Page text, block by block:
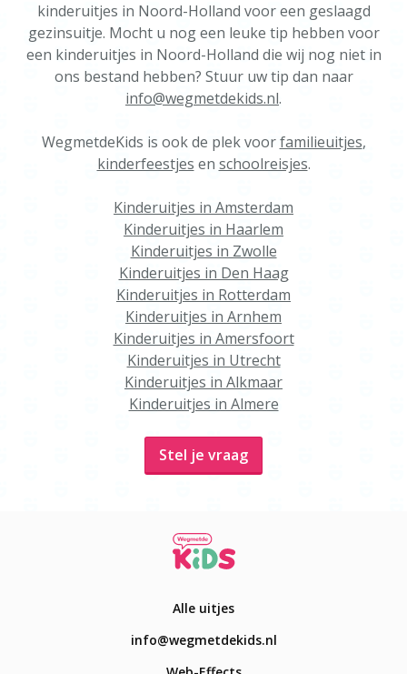
kinderuitjes in Noord-Holland voor een geslaagd
gezinsuitje. Mocht u nog een leuke tip hebben voor
een kinderuitjes in Noord-Holland die wij nog niet in
ons bestand hebben? Stuur uw tip dan naar
info@wegmetdekids.nl.
WegmetdeKids is ook de plek voorfamilieuitjes,
kinderfeestjes en schoolreisjes.
Kinderuitjes in Amsterdam
Kinderuitjes in Haarlem
Kinderuitjes in Zwolle
Kinderuitjes in Den Haag
Kinderuitjes in Rotterdam
Kinderuitjes in Arnhem
Kinderuitjes in Amersfoort
Kinderuitjes in Utrecht
Kinderuitjes in Alkmaar
Kinderuitjes in Almere
Stel je vraag
Alle uitjes
info@wegmetdekids.nl